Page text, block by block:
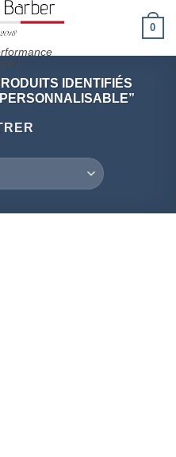
!
0
IDENTIFIÉS